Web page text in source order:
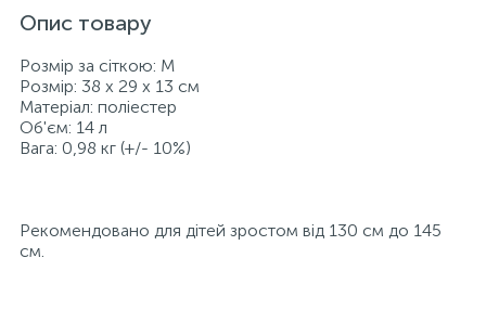
Опис товару
Розмір за сіткою: M
Розмір: 38 х 29 х 13 см
Матеріал: поліестер
Об'єм: 14 л
Вага: 0,98 кг (+/- 10%)
Рекомендовано для дітей зростом від 130 см до 145
см.